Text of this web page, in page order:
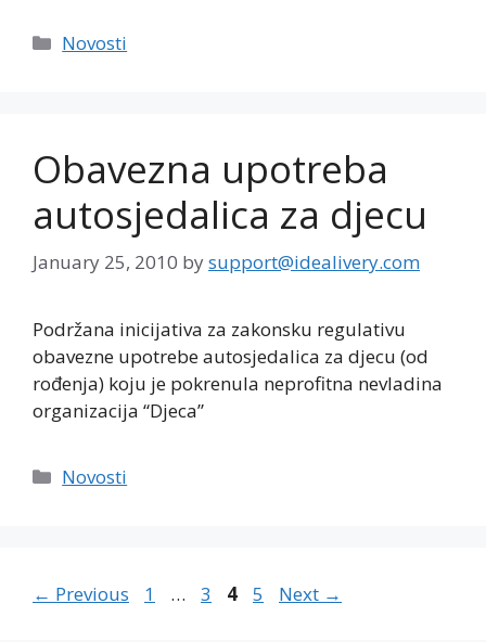
Categories
Novosti
Obavezna upotreba
autosjedalica za djecu
January 25, 2010 bysupport@idealivery.com
Podržana inicijativa za zakonsku regulativu
obavezne upotrebe autosjedalica za djecu (od
rođenja) koju je pokrenula neprofitna nevladina
organizacija “Djeca”
Categories
Novosti
← Previous Page
1 … Page
3 Page
4 Page
5 Next →